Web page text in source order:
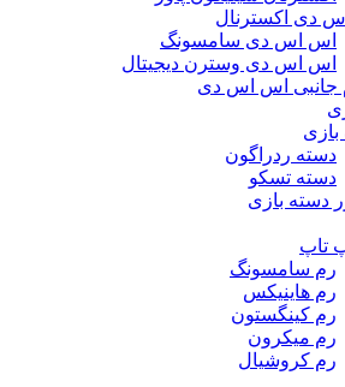
دی اکسترنال
اس اس دی سامسونگ
اس اس دی وسترن دیجیتال
جانبی اس اس دی
دسته ردراگون
دسته تسکو
دسته بازی
تاپ
رم سامسونگ
رم هاینیکس
رم کینگستون
رم میکرون
رم کروشیال